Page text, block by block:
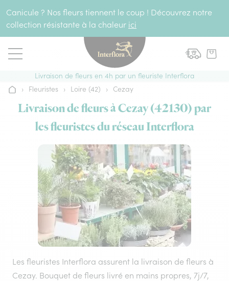
Canicule ? Nos fleurs tiennent le coup ! Découvrez notre
collection résistante à la chaleur ici
Livraison de fleurs en 4h par un fleuriste Interflora
Accueil
› Fleuristes › Loire (42) › Cezay
Livraison de fleurs à Cezay (42130) par
les fleuristes du réseau Interflora
Les fleuristes Interflora assurent la livraison de fleurs à
Cezay. Bouquet de fleurs livré en mains propres, 7j/7,